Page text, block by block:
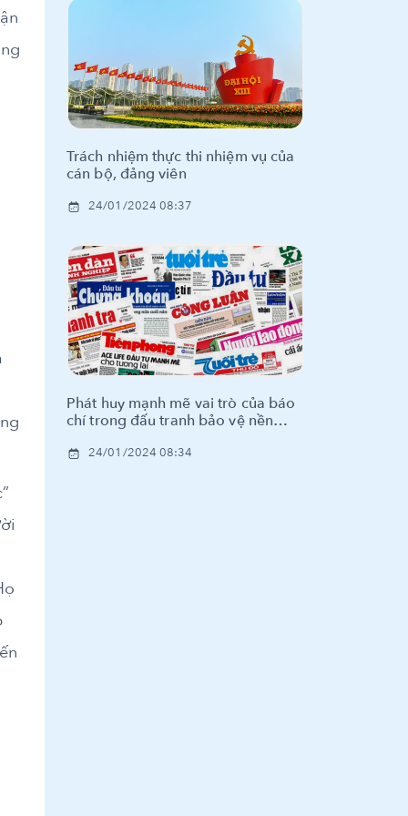
Trách nhiệm thực thi nhiệm vụ của
cán bộ, đảng viên
24/01/2024 08:37
Phát huy mạnh mẽ vai trò của báo
chí trong đấu tranh bảo vệ nền
24/01/2024 08:34